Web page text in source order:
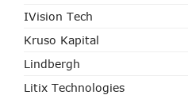
IVision Tech
Kruso Kapital
Lindbergh
Litix Technologies